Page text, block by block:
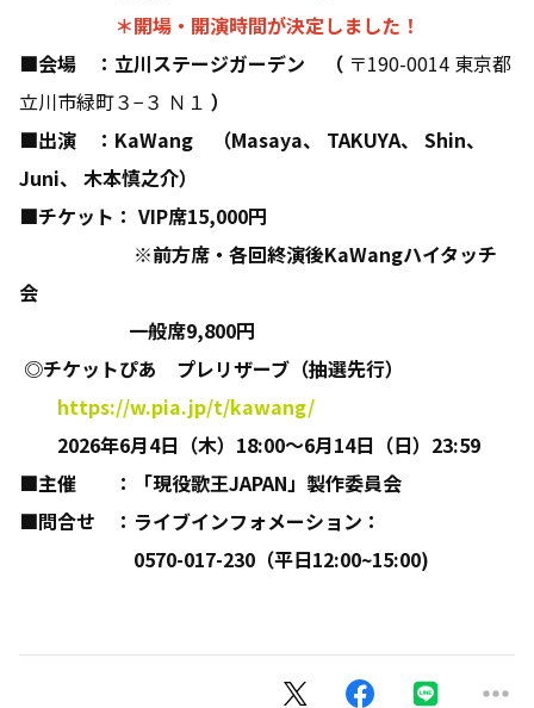
＊開場・開演時間が決定しました！
■会場 ：立川ステージガーデン （ 〒190-0014 東京都
立川市緑町３−３ Ｎ１ ）
■出演 ：KaWang （Masaya、 TAKUYA、 Shin、
Juni、 木本慎之介）
■チケット： VIP席15,000円
※前方席・各回終演後KaWangハイタッチ
会
一般席9,800円
◎チケットぴあ プレリザーブ（抽選先行）
https://w.pia.jp/t/kawang/
2026年6月4日（木）18:00～6月14日（日）23:59
■主催 ：「現役歌王JAPAN」製作委員会
■問合せ ：ライブインフォメーション：
0570-017-230（平日12:00~15:00)